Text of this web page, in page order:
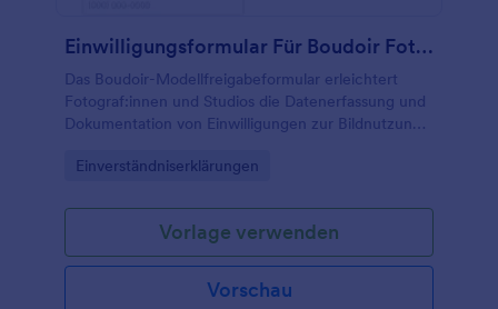
Einwilligungsformular Für Boudoir Fotos
Das Boudoir-Modellfreigabeformular erleichtert
Fotograf:innen und Studios die Datenerfassung und
Dokumentation von Einwilligungen zur Bildnutzung,
anpassbare Formularvorlage in Jotform.
Go to Category:
Einverständniserklärungen
Vorlage verwenden
Vorschau